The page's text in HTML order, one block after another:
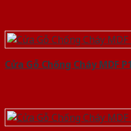
Cửa Gỗ Chống Cháy MDF